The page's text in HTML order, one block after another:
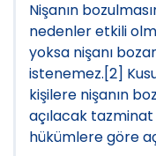
Nişanın
nedenler etkili
yoksa nişanı
istenemez.[2]
kişilere nişanın
açılacak tazminat
hükümlere göre